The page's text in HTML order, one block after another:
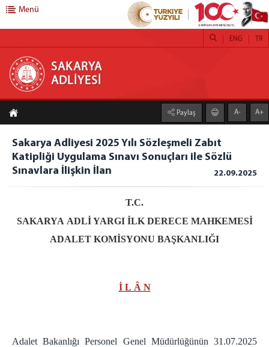
SAKARYA ADLİYESİ
ANA SAYFA
ADLİYEMİZ
HAKKIMIZDA
MÜLHAKATLARIMIZ
CEZA İNFAZ KURUMLARI
ADALET KOMİSYONU FAALİYET RAPORLARI
Menü
SAKARYA
ADLİYESİ
TR
ENG
Paylaş A- A+
Sakarya Adliyesi 2025 Yılı Sözleşmeli Zabıt
Katipliği Uygulama Sınavı Sonuçları ile Sözlü
Sınavlara İlişkin İlan
22.09.2025
T.C.
SAKARYA ADLİ YARGI İLK DERECE MAHKEMESİ
ADALET KOMİSYONU BAŞKANLIĞI
İ L Â N
Adalet Bakanlığı Personel Genel Müdürlüğünün 31.07.2025